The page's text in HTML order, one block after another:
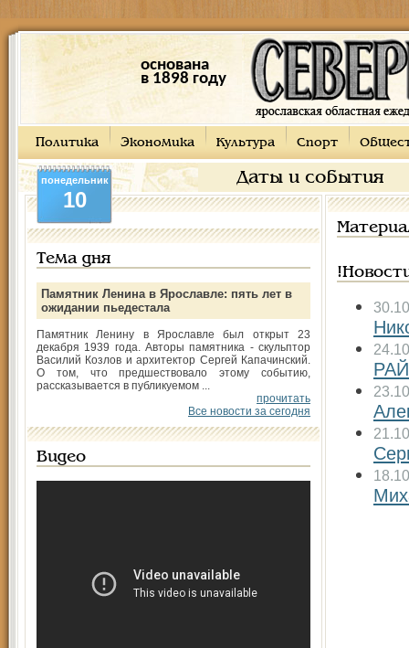
основана
в 1898 году
Политика Экономика Культура Спорт
Даты и события
понедельник
10
Тема дня
Памятник Ленина в Ярославле: пять лет в
ожидании пьедестала
Памятник Ленину в Ярославле был открыт 23
декабря 1939 года. Авторы памятника - скульптор
Василий Козлов и архитектор Сергей Капачинский.
О том, что предшествовало этому событию,
рассказывается в публикуемом ...
прочитать
Все новости за сегодня
Видео